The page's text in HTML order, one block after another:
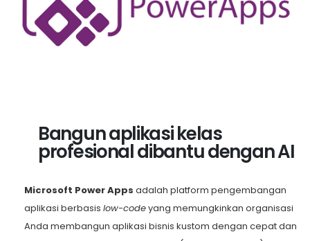
Bangun aplikasi kelas
profesional dibantu dengan AI
Microsoft Power Apps adalah platform pengembangan
aplikasi berbasis low-codeyang memungkinkan organisasi
Anda membangun aplikasi bisnis kustom dengan cepat dan